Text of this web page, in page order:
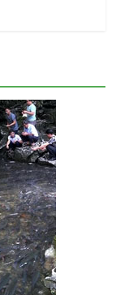
sinh 96 trang
lớn có tiếng ở
vụ sửa cửa
uy tín, giá rẻ
nhôm kính
rẻ, uy tín